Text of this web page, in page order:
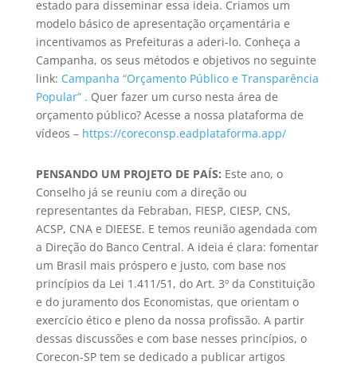
estado para disseminar essa ideia. Criamos um
modelo básico de apresentação orçamentária e
incentivamos as Prefeituras a aderi-lo. Conheça a
Campanha, os seus métodos e objetivos no seguinte
link: Campanha “Orçamento Público e Transparência
Popular” . Quer fazer um curso nesta área de
orçamento público? Acesse a nossa plataforma de
vídeos – https://coreconsp.eadplataforma.app/
PENSANDO UM PROJETO DE PAÍS: Este ano, o
Conselho já se reuniu com a direção ou
representantes da Febraban, FIESP, CIESP, CNS,
ACSP, CNA e DIEESE. E temos reunião agendada com
a Direção do Banco Central. A ideia é clara: fomentar
um Brasil mais próspero e justo, com base nos
princípios da Lei 1.411/51, do Art. 3º da Constituição
e do juramento dos Economistas, que orientam o
exercício ético e pleno da nossa profissão. A partir
dessas discussões e com base nesses princípios, o
Corecon-SP tem se dedicado a publicar artigos